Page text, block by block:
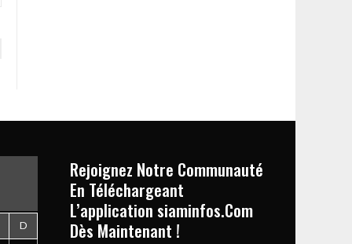
D
Rejoignez Notre Communauté
En Téléchargeant
L’application siaminfos.Com
Dès Maintenant !